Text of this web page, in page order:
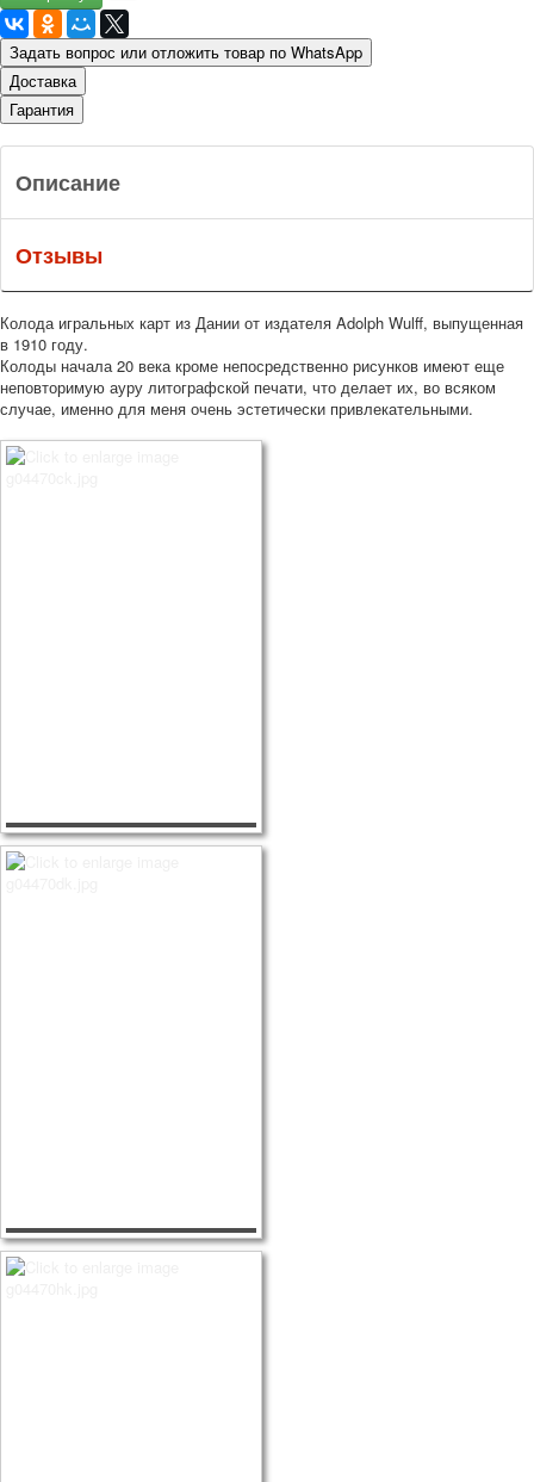
Задать вопрос или отложить товар по WhatsApp
Доставка
Гарантия
Описание
Отзывы
Колода игральных карт из Дании от издателя Adolph Wulff, выпущенная
в 1910 году.
Колоды начала 20 века кроме непосредственно рисунков имеют еще
неповторимую ауру литографской печати, что делает их, во всяком
случае, именно для меня очень эстетически привлекательными.